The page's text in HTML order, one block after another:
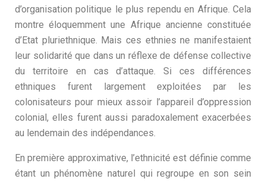
d’organisation politique le plus rependu en Afrique. Cela
montre éloquemment une Afrique ancienne constituée
d’Etat pluriethnique. Mais ces ethnies ne manifestaient
leur solidarité que dans un réflexe de défense collective
du territoire en cas d’attaque. Si ces différences
ethniques furent largement exploitées par les
colonisateurs pour mieux assoir l’appareil d’oppression
colonial, elles furent aussi paradoxalement exacerbées
au lendemain des indépendances.
En première approximative, l’ethnicité est définie comme
étant un phénomène naturel qui regroupe en son sein